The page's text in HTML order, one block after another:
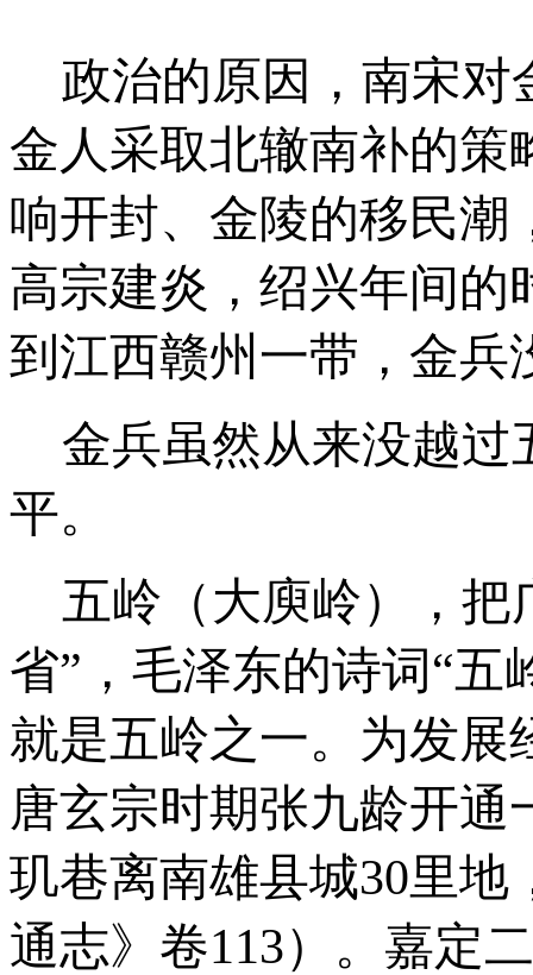
政治的原因，南宋对
金人采取北辙南补的策
响开封、金陵的移民潮
高宗建炎，绍兴年间的
到江西赣州一带，金兵
金兵虽然从来没越过
平。
五岭（大庾岭），把
省”，毛泽东的诗词“五
就是五岭之一。为发展
唐玄宗时期张九龄开通
玑巷离南雄县城30里地
通志》卷113）。嘉定